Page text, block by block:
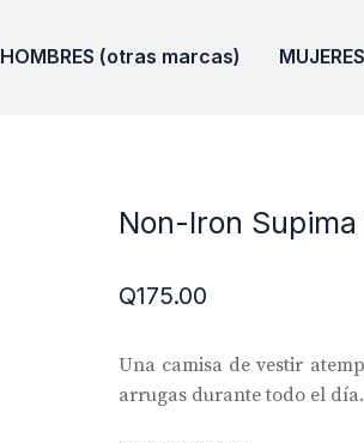
HOMBRES (otras marcas) MUJERES
Non-Iron
Q175.00
Una camisa de vestir
arrugas durante todo el día.